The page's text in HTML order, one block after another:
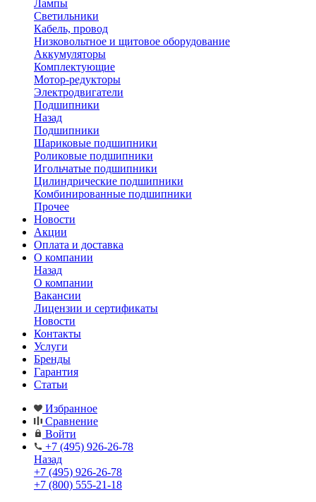
Лампы
Светильники
Кабель, провод
Низковольтное и щитовое оборудование
Аккумуляторы
Комплектующие
Мотор-редукторы
Электродвигатели
Подшипники
Назад
Подшипники
Шариковые подшипники
Роликовые подшипники
Игольчатые подшипники
Цилиндрические подшипники
Комбинированные подшипники
Прочее
Новости
Акции
Оплата и доставка
О компании
Назад
О компании
Вакансии
Лицензии и сертификаты
Новости
Контакты
Услуги
Бренды
Гарантия
Статьи
Избранное
Сравнение
Войти
+7 (495) 926-26-78
Назад
+7 (495) 926-26-78
+7 (800) 555-21-18